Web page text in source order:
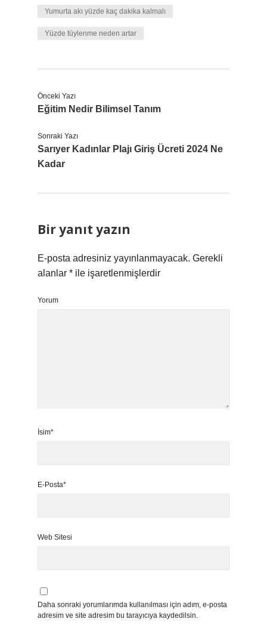
Yumurta akı yüzde kaç dakika kalmalı
Yüzde tüylenme neden artar
Önceki Yazı
Eğitim Nedir Bilimsel Tanım
Sonraki Yazı
Sarıyer Kadınlar Plajı Giriş Ücreti 2024 Ne
Kadar
Bir yanıt yazın
E-posta adresiniz yayınlanmayacak. Gerekli
alanlar * ile işaretlenmişlerdir
Yorum
İsim*
E-Posta*
Web Sitesi
Daha sonraki yorumlarımda kullanılması için adım, e-posta
adresim ve site adresim bu tarayıcıya kaydedilsin.